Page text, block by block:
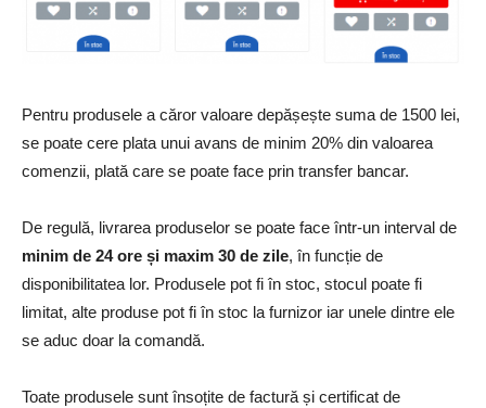
Pentru produsele a căror valoare depășește suma de 1500 lei,
se poate cere plata unui avans de minim 20% din valoarea
comenzii, plată care se poate face prin transfer bancar.
De regulă, livrarea produselor se poate face într-un interval de
minim de 24 ore și maxim 30 de zile, în funcție de
disponibilitatea lor. Produsele pot fi în stoc, stocul poate fi
limitat, alte produse pot fi în stoc la furnizor iar unele dintre ele
se aduc doar la comandă.
Toate produsele sunt însoțite de factură și certificat de